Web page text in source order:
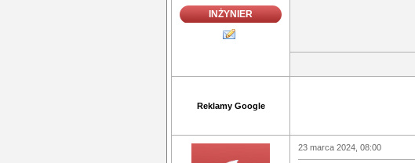
INŻYNIER
Reklamy Google
23 marca 2024, 08:00